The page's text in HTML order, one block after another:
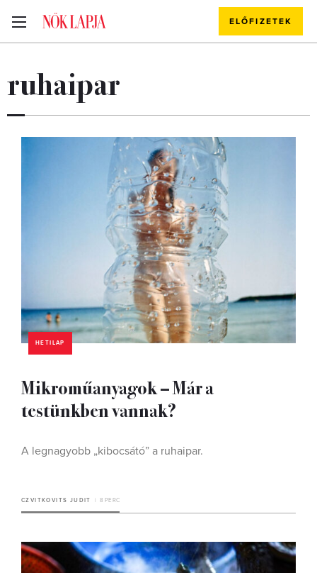
ELŐFIZETEK
ruhaipar
HETILAP
Mikroműanyagok – Már a
testünkben vannak?
A legnagyobb „kibocsátó” a ruhaipar.
CZVITKOVITS JUDIT 8 PERC